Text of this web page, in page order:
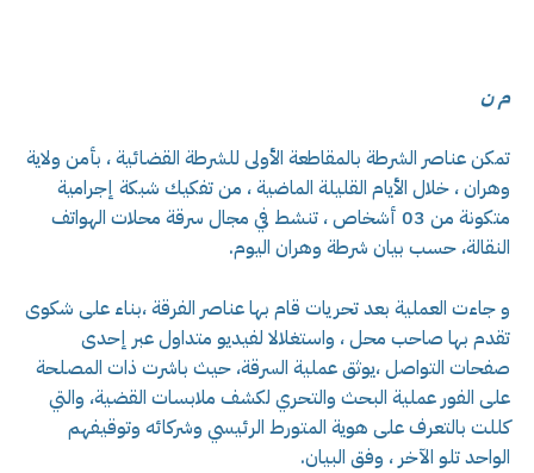
م ن
تمكن عناصر الشرطة بالمقاطعة الأولى للشرطة القضائية ، بأمن ولاية
وهران ، خلال الأيام القليلة الماضية ، من تفكيك شبكة إجرامية
متكونة من 03 أشخاص ، تنشط في مجال سرقة محلات الهواتف
النقالة، حسب بيان شرطة وهران اليوم.
و جاءت العملية بعد تحريات قام بها عناصر الفرقة ،بناء على شكوى
تقدم بها صاحب محل ، واستغلالا لفيديو متداول عبر إحدى
صفحات التواصل ،يوثق عملية السرقة، حيث باشرت ذات المصلحة
على الفور عملية البحث والتحري لكشف ملابسات القضية، والتي
كللت بالتعرف على هوية المتورط الرئيسي وشركائه وتوقيفهم
الواحد تلو الآخر ، وفق البيان.